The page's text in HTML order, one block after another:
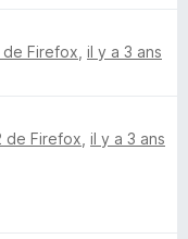
de Firefox il y a 3 ans
de Firefox il y a 3 ans